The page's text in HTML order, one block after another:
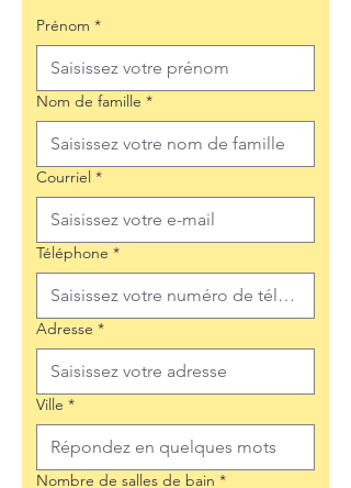
Prénom *
Nom de famille *
Courriel *
Téléphone *
Adresse *
Ville *
Nombre de salles de bain *